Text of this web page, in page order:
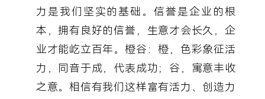
力是我们坚实的基础。信誉是企业的根
本，拥有良好的信誉，生意才会长久，企
业才能屹立百年。橙谷：橙，色彩象征活
力，同音于成，代表成功；谷，寓意丰收
之意。相信有我们这样富有活力、创造力